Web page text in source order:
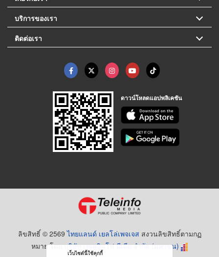
บริการของเรา
ติดต่อเรา
ดาวน์โหลดแอปพลิเคชัน
ลิขสิทธิ์ © 2569ไทยแลนด์ เยลโล่เพจเจส สงวนลิขสิทธิ์ตามกฏ
หมาย โดยบริษัท เทเลอินโฟ มีเดีย จำกัด (มหาชน)
เว็บไซต์นี้ใช้คุกกี้